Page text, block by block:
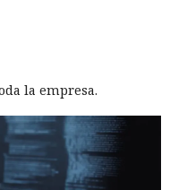
la empresa.